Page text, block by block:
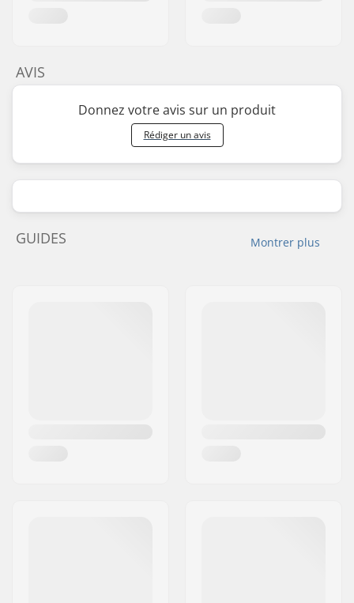
AVIS
Donnez votre avis sur un produit
Rédiger un avis
Montrer plus
GUIDES